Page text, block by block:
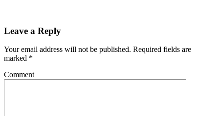
Leave a Reply
Your email address will not be published. Required fields are
marked *
Comment